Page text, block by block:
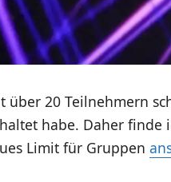
über 20 Teilnehmern
habe. Daher finde
Limit für Gruppen